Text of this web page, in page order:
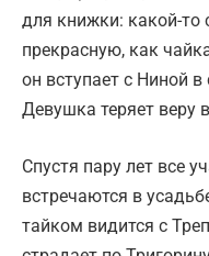
для книжки: какой-то
прекрасную, как
он вступает с Ниной в
Девушка теряет веру
Спустя пару лет все
встречаются в
тайком видится с